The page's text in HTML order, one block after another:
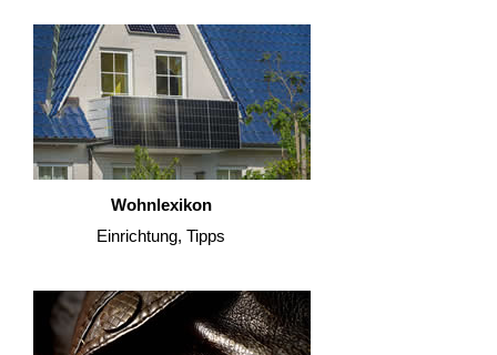
Wohnlexikon
Einrichtung, Tipps